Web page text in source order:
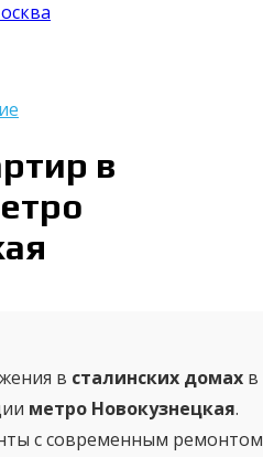
в
в сталинских домах в
метро Новокузнецкая.
с современным